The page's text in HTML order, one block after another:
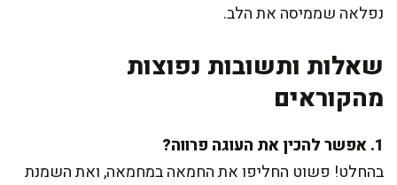
נפלאה שממיסה את הלב.
שאלות ותשובות נפוצות
מהקוראים
1. אפשר להכין את העוגה פרווה?
בהחלט! פשוט החליפו את החמאה במחמאה, ואת השמנת